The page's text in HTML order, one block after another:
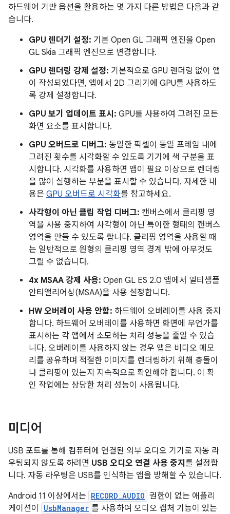
하드웨어 기반 옵션을 활용하는 몇 가지 다른 방법은 다음과 같
습니다.
GPU 렌더기 설정: 기본 Open GL 그래픽 엔진을 Open
GL Skia 그래픽 엔진으로 변경합니다.
GPU 렌더링 강제 설정: 기본적으로 GPU 렌더링 없이 앱
이 작성되었다면, 앱에서 2D 그리기에 GPU를 사용하도
록 강제 설정합니다.
GPU 보기 업데이트 표시: GPU를 사용하여 그려진 모든
화면 요소를 표시합니다.
GPU 오버드로 디버그: 동일한 픽셀이 동일 프레임 내에
그려진 횟수를 시각화할 수 있도록 기기에 색 구분을 표
시합니다. 시각화를 사용하면 앱이 필요 이상으로 렌더링
을 많이 실행하는 부분을 표시할 수 있습니다. 자세한 내
용은 GPU 오버드로 시각화를 참고하세요.
사각형이 아닌 클립 작업 디버그: 캔버스에서 클리핑 영
역을 사용 중지하여 사각형이 아닌 특이한 형태의 캔버스
영역을 만들 수 있도록 합니다. 클리핑 영역을 사용할 때
는 일반적으로 원형의 클리핑 영역 경계 밖에 아무것도
그릴 수 없습니다.
4x MSAA 강제 사용: Open GL ES 2.0 앱에서 멀티샘플
안티앨리어싱(MSAA)을 사용 설정합니다.
HW 오버레이 사용 안함: 하드웨어 오버레이를 사용 중지
합니다. 하드웨어 오버레이를 사용하면 화면에 무언가를
표시하는 각 앱에서 소모하는 처리 성능을 줄일 수 있습
니다. 오버레이를 사용하지 않는 경우 앱은 비디오 메모
리를 공유하며 적절한 이미지를 렌더링하기 위해 충돌이
나 클리핑이 있는지 지속적으로 확인해야 합니다. 이 확
인 작업에는 상당한 처리 성능이 사용됩니다.
미디어
USB 포트를 통해 컴퓨터에 연결된 외부 오디오 기기로 자동 라
우팅되지 않도록 하려면 USB 오디오 연결 사용 중지 를 설정합
니다. 자동 라우팅은 USB를 인식하는 앱을 방해할 수 있습니다.
Android 11 이상에서는 RECORD_AUDIO 권한이 없는 애플리
케이션이
UsbManager 를 사용하여 오디오 캡처 기능이 있는